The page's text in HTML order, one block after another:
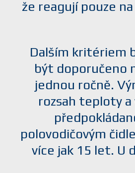
že reagují pouze
Dalším kritériem
být doporučeno
jednou ročně.
rozsah teploty
polovodičovým
více jak 15 let. U